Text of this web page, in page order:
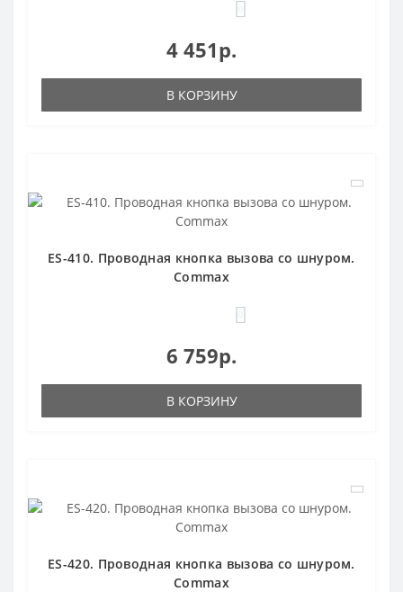
4 451р.
В КОРЗИНУ
ES-410. Проводная кнопка вызова со шнуром.
Commax
6 759р.
В КОРЗИНУ
ES-420. Проводная кнопка вызова со шнуром.
Commax